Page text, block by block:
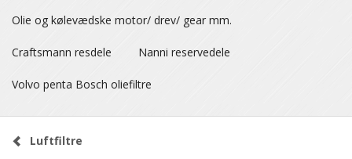
Olie og kølevædske motor/ drev/ gear mm.
Craftsmann resdele Nanni reservedele
Volvo penta Bosch oliefiltre
Luftfiltre